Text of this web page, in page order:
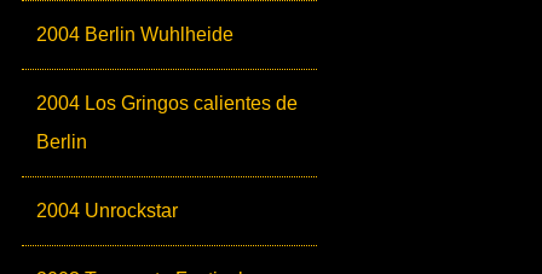
2004 Berlin Wuhlheide
2004 Los Gringos calientes de
Berlin
2004 Unrockstar